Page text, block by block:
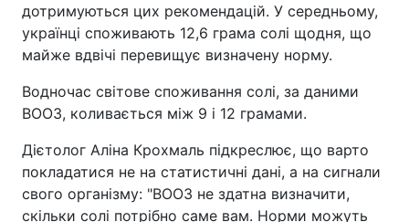
дотримуються цих рекомендацій. У середньому,
українці споживають 12,6 грама солі щодня, що
майже вдвічі перевищує визначену норму.
Водночас світове споживання солі, за даними
ВООЗ, коливається між 9 і 12 грамами.
Дієтолог Аліна Крохмаль підкреслює, що варто
покладатися не на статистичні дані, а на сигнали
свого організму: "ВООЗ не здатна визначити,
скільки солі потрібно саме вам. Норми можуть